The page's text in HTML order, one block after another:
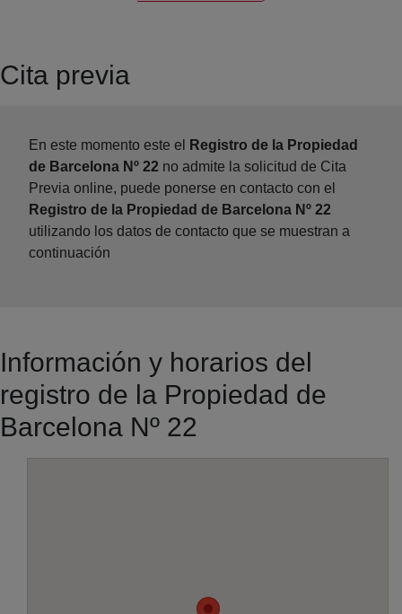
Cita previa
En este momento este el
Registro de la Propiedad
de Barcelona Nº 22 no admite la solicitud de Cita
Previa online, puede ponerse en contacto con el
Registro de la Propiedad de Barcelona Nº 22
utilizando los datos de contacto que se muestran a
continuación
Información y horarios del
registro de la Propiedad de
Barcelona Nº 22